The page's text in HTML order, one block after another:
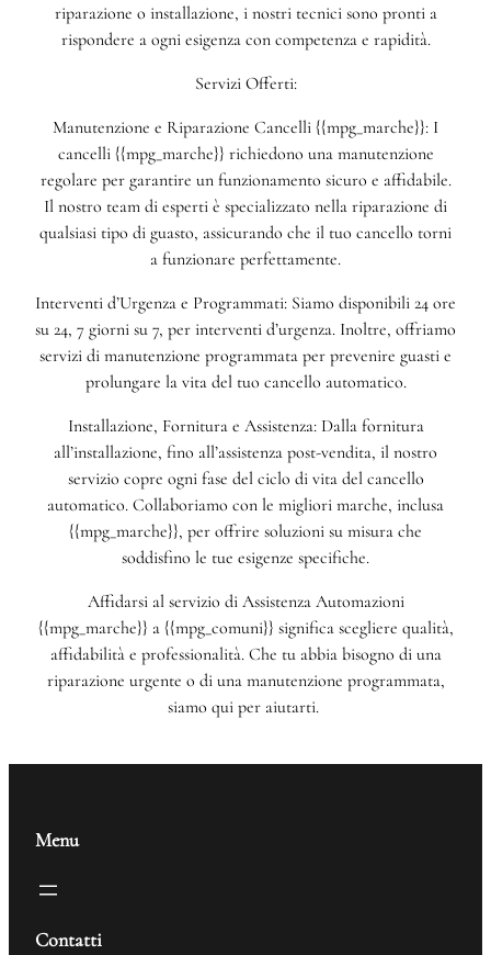
riparazione o installazione, i nostri tecnici sono pronti a
rispondere a ogni esigenza con competenza e rapidità.
Servizi Offerti:
Manutenzione e Riparazione Cancelli {{mpg_marche}}: I
cancelli {{mpg_marche}} richiedono una manutenzione
regolare per garantire un funzionamento sicuro e affidabile.
Il nostro team di esperti è specializzato nella riparazione di
qualsiasi tipo di guasto, assicurando che il tuo cancello torni
a funzionare perfettamente.
Interventi d’Urgenza e Programmati: Siamo disponibili 24 ore
su 24, 7 giorni su 7, per interventi d’urgenza. Inoltre, offriamo
servizi di manutenzione programmata per prevenire guasti e
prolungare la vita del tuo cancello automatico.
Installazione, Fornitura e Assistenza: Dalla fornitura
all’installazione, fino all’assistenza post-vendita, il nostro
servizio copre ogni fase del ciclo di vita del cancello
automatico. Collaboriamo con le migliori marche, inclusa
{{mpg_marche}}, per offrire soluzioni su misura che
soddisfino le tue esigenze specifiche.
Affidarsi al servizio di Assistenza Automazioni
{{mpg_marche}} a {{mpg_comuni}} significa scegliere qualità,
affidabilità e professionalità. Che tu abbia bisogno di una
riparazione urgente o di una manutenzione programmata,
siamo qui per aiutarti.
Menu
Contatti